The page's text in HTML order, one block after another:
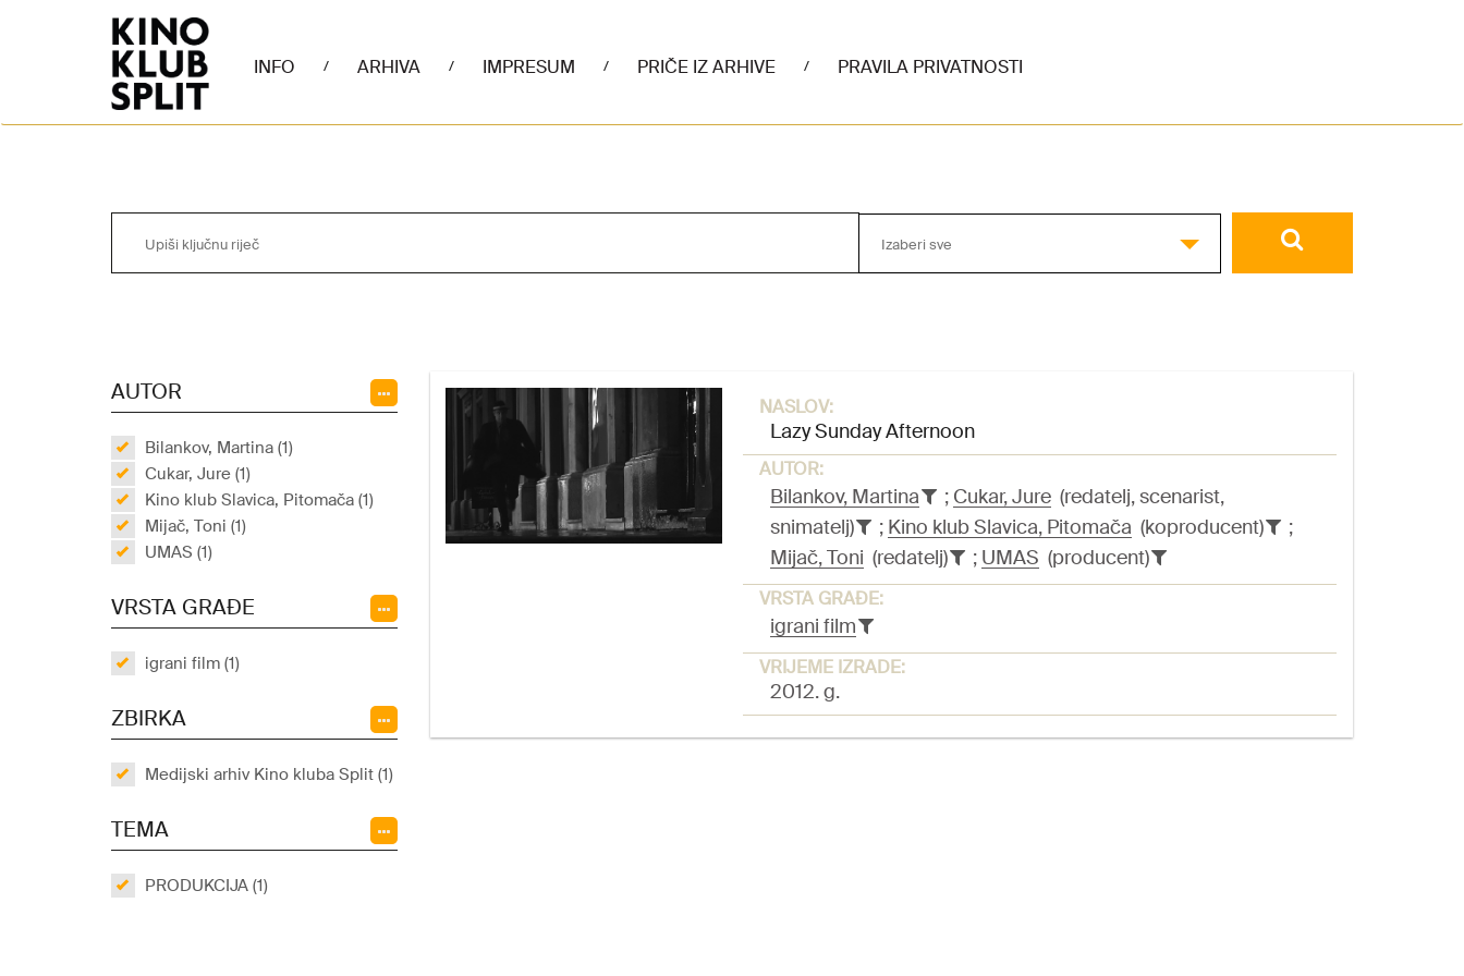
INFO / ARHIVA / IMPRESUM / PRIČE IZ ARHIVE / PRAVILA PRIVATNOSTI
Izaberi sve
AUTOR
Bilankov, Martina (1)
Cukar, Jure (1)
Kino klub Slavica, Pitomača (1)
Mijač, Toni (1)
UMAS (1)
VRSTA GRAĐE
igrani film (1)
ZBIRKA
Medijski arhiv Kino kluba Split (1)
TEMA
PRODUKCIJA (1)
NASLOV:
Lazy Sunday Afternoon
AUTOR:
Bilankov, Martina ; Cukar, Jure(redatelj, scenarist,
snimatelj)
; Kino klub Slavica, Pitomača (koproducent)
;
Mijač, Toni (redatelj) ; UMAS (producent)
VRSTA GRAĐE:
igrani film
VRIJEME IZRADE:
2012. g.